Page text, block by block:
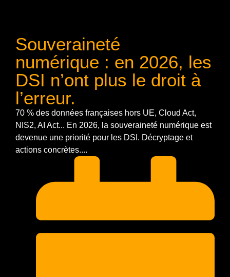
Souveraineté
numérique : en 2026, les
DSI n’ont plus le droit à
l’erreur.
70 % des données françaises hors UE, Cloud Act,
NIS2, AI Act... En 2026, la souveraineté numérique est
devenue une priorité pour les DSI. Décryptage et
actions concrètes....